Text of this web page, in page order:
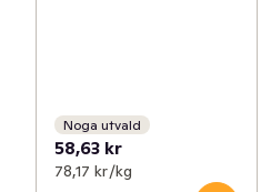
Noga utvald
58,63 kr
78,17 kr /kg